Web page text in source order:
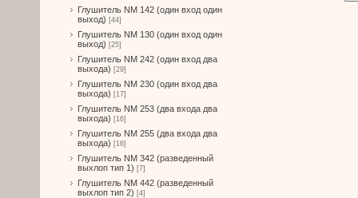
Глушитель NM 142 (один вход один
выход) [44]
Глушитель NM 130 (один вход один
выход) [25]
Глушитель NM 242 (один вход два
выхода) [29]
Глушитель NM 230 (один вход два
выхода) [17]
Глушитель NM 253 (два входа два
выхода) [16]
Глушитель NM 255 (два входа два
выхода) [16]
Глушитель NM 342 (разведенный
выхлоп тип 1) [7]
Глушитель NM 442 (разведенный
выхлоп тип 2) [4]